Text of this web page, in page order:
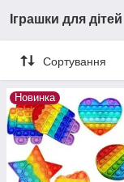
Іграшки для дітей
Сортування
Новинка